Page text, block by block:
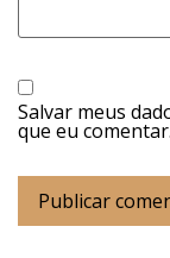
Salvar meus
que eu comentar.